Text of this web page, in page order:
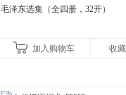
毛泽东选集（全四册，32开）
加入购物车 收藏